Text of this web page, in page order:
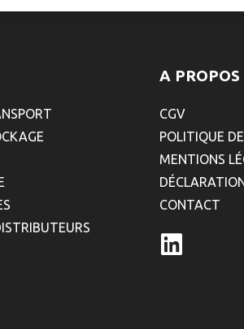
A PROPOS
CGV
POLITIQUE
MENTIONS
CONTACT